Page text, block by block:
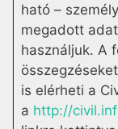
ható –
megadott
használjuk. A
is elérheti a
a http://